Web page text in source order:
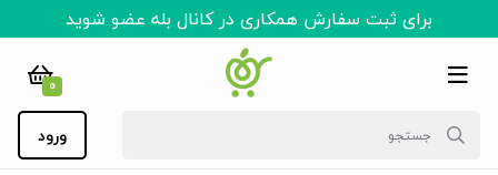
برای ثبت سفارش همکاری در کانال بله عضو شوید
0
ورود